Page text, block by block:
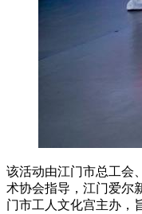
该活动由江门市总工会
术协会指导，江门爱尔
门市工人文化宫主办，